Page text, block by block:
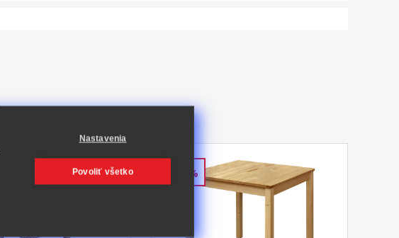
-36%
Nastavenia
Povoliť všetko